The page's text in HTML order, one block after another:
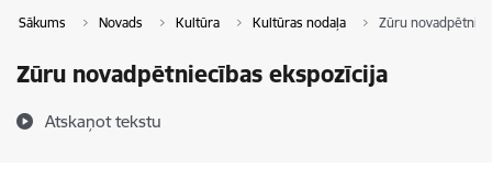
Sākums Novads Kultūra Kultūras nodaļa Zūru
Zūru novadpētniecības ekspozīcija
Atskaņot tekstu